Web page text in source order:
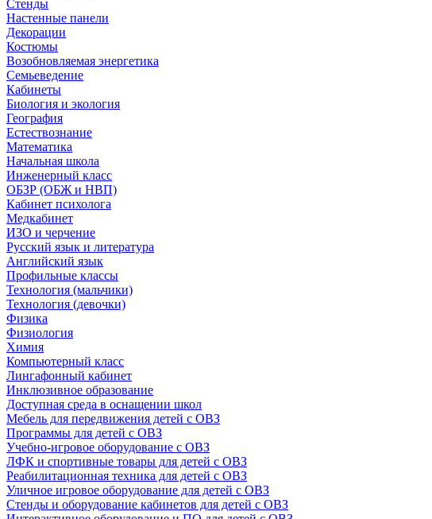
Стенды
Настенные панели
Декорации
Костюмы
Возобновляемая энергетика
Семьеведение
Кабинеты
Биология и экология
География
Естествознание
Математика
Начальная школа
Инженерный класс
ОБЗР (ОБЖ и НВП)
Кабинет психолога
Медкабинет
ИЗО и черчение
Русский язык и литература
Английский язык
Профильные классы
Технология (мальчики)
Технология (девочки)
Физика
Физиология
Химия
Компьютерный класс
Лингафонный кабинет
Инклюзивное образование
Доступная среда в оснащении школ
Мебель для передвижения детей с ОВЗ
Программы для детей с ОВЗ
Учебно-игровое оборудование с ОВЗ
ЛФК и спортивные товары для детей с ОВЗ
Реабилитационная техника для детей с ОВЗ
Уличное игровое оборудование для детей с ОВЗ
Стенды и оборудование кабинетов для детей с ОВЗ